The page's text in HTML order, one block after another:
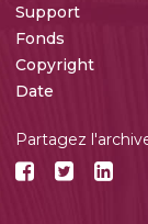
Support
Fonds
Copyright
Date
Partagez